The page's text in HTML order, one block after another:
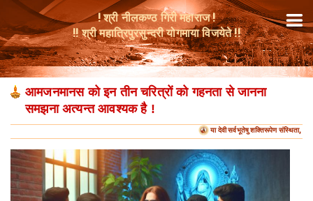
! श्री नीलकण्ठ गिरी महाराज !
!! श्री महात्रिपुरसुन्दरी योगमाया विजयेते !!
आमजनमानस को इन तीन चरित्रों को गहनता से जानना
समझना अत्यन्त आवश्यक है !
या देवी सर्वभूतेषु शक्तिरूपेण संस्थिता,